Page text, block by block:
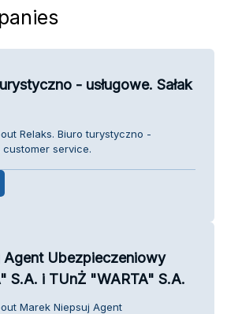
- usługowe. Sałak
Relaks. Biuro turystyczno -
customer service.
Agent Ubezpieczeniowy
S.A. i TUnŻ "WARTA" S.A.
Marek Niepsuj Agent